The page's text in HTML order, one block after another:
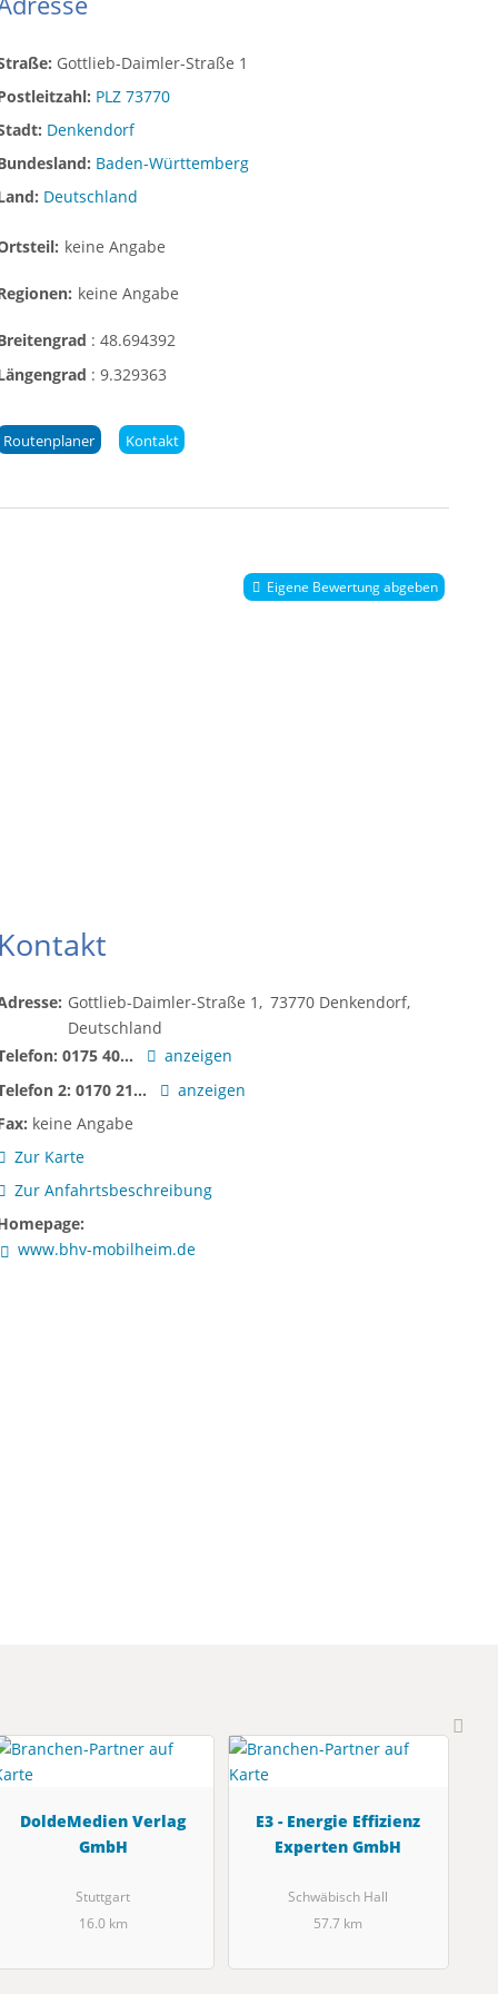
Gottlieb-Daimler-Straße 1
PLZ 73770
Denkendorf
Baden-Württemberg
Deutschland
keine Angabe
keine Angabe
:48.694392
:9.329363
Routenplaner Kontakt
Eigene Bewertung abgeben
Kontakt
Gottlieb-Daimler-Straße 1 73770 Denkendorf
Deutschland
0175 40...
anzeigen
2:0170 21...
anzeigen
keine Angabe
Zur Karte
Zur Anfahrtsbeschreibung
www.bhv-mobilheim.de
DoldeMedien Verlag
GmbH
Stuttgart
16.0 km
E3 - Energie Effizienz
Experten GmbH
Schwäbisch Hall
57.7 km